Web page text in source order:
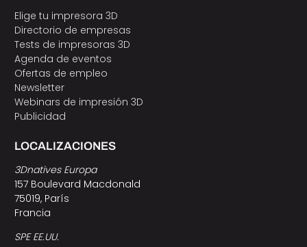
Elige tu impresora 3D
Directorio de empresas
Tests de impresoras 3D
Agenda de eventos
Ofertas de empleo
Newsletter
Webinars de impresión 3D
Publicidad
LOCALIZACIONES
3Dnatives Europa
157 Boulevard Macdonald
75019, París
Francia
SPE EE.UU.